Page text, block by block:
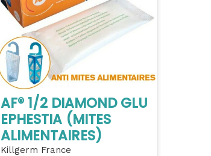
AF® 1/2 DIAMOND GLU
EPHESTIA (MITES
ALIMENTAIRES)
Killgerm France